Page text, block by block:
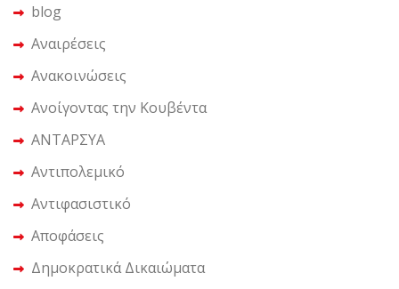
blog
Αναιρέσεις
Ανακοινώσεις
Ανοίγοντας την Κουβέντα
ΑΝΤΑΡΣΥΑ
Αντιπολεμικό
Αντιφασιστικό
Αποφάσεις
Δημοκρατικά Δικαιώματα